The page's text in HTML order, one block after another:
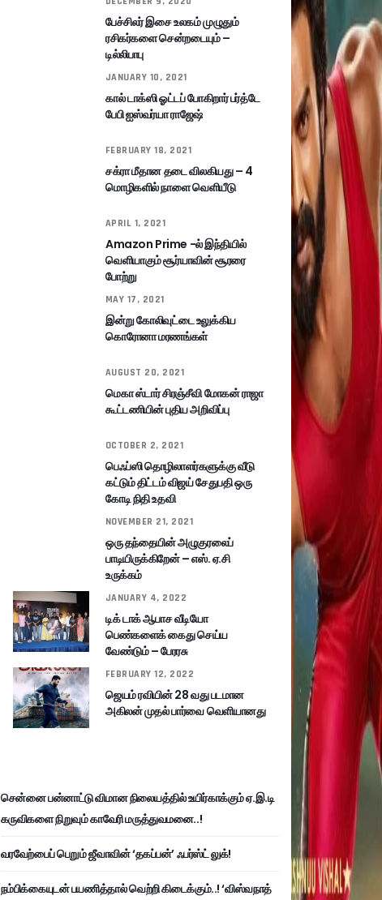
பேச்சிலர் இசை உலகம் முழுதும்
ரசிகர்களை சென்றடையும் –
டில்லிபாபு
JANUARY 10, 2021
கால் டாக்ஸி ஓட்டப் போகிறார் பர்த்டே
பேபி ஐஸ்வர்யா ராஜேஷ்
FEBRUARY 18, 2021
சக்ரா மீதான தடை விலகியது – 4
மொழிகளில் நாளை வெளியீடு
APRIL 1, 2021
Amazon Prime -ல் இந்தியில்
வெளியாகும் சூர்யாவின் சூரரை
போற்று
MAY 17, 2021
இன்று கோலிவுட்டை உலுக்கிய
கொரோனா மரணங்கள்
AUGUST 20, 2021
மெகா ஸ்டார் சிரஞ்சீவி மோகன் ராஜா
கூட்டணியின் புதிய அறிவிப்பு
OCTOBER 2, 2021
பெஃப்ஸி தொழிலாளர்களுக்கு வீடு
கட்டும் திட்டம் விஜய் சேதுபதி ஒரு
கோடி நிதி உதவி
NOVEMBER 21, 2021
ஒரு தந்தையின் அழுகுரலைப்
பாடியிருக்கிறேன் – எஸ். ஏ.சி
உருக்கம்
JANUARY 4, 2022
டிக் டாக் ஆபாச வீடியோ
பெண்களைக் கைது செய்ய
வேண்டும் – பேரரசு
FEBRUARY 12, 2022
ஜெயம் ரவியின் 28 வது படமான
அகிலன் முதல் பார்வை வெளியானது
சென்னை பன்னாட்டு விமான நிலையத்தில் உயிர்காக்கும் ஏ.இ.டி
கருவிகளை நிறுவும் காவேரி மருத்துவமனை..!
வரவேற்பைப் பெறும் ஜீவாவின் ‘தகப்பன்’ ஃபர்ஸ்ட் லுக்!
நம்பிக்கையுடன் பயணித்தால் வெற்றி கிடைக்கும்..! ‘விஸ்வநாத்